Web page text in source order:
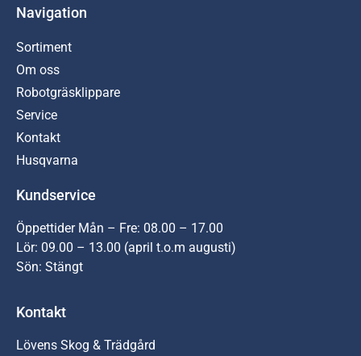
Navigation
Sortiment
Om oss
Robotgräsklippare
Service
Kontakt
Husqvarna
Kundservice
Öppettider Mån – Fre: 08.00 – 17.00
Lör: 09.00 – 13.00 (april t.o.m augusti)
Sön: Stängt
Kontakt
Lövens Skog & Trädgård